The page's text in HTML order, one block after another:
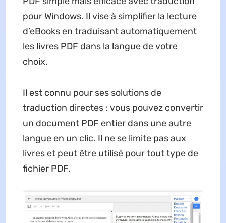
pour Windows. Il vise à simplifier la lecture
d’eBooks en traduisant automatiquement
les livres PDF dans la langue de votre
choix.
Il est connu pour ses solutions de
traduction directes : vous pouvez convertir
un document PDF entier dans une autre
langue en un clic. Il ne se limite pas aux
livres et peut être utilisé pour tout type de
fichier PDF.